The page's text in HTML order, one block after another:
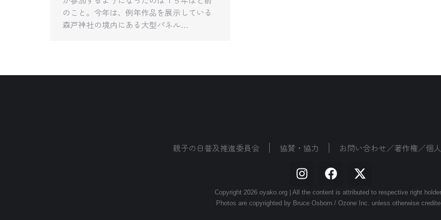
のこと。今年は、例年作品を展示している
森戸神社の境内にある大型パネル…
親子の日普及推進委員会 協賛・協力 お問い合わせ／著作権／個
Copyright 2026 oyako.org | All the content is attributed to respective right
Photos are copyrighted by Bruce Osborn / Ozone Inc. unless otherwise